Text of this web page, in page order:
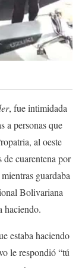
, fue intimidada
a personas que
al oeste
de cuarentena por
guardaba
Bolivariana
haciendo.
estaba haciendo
le respondió “tú